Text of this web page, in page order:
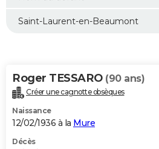
Destinations
City break
Voyage nature
Voyage de noces
Forum
Climat
+PHOTO
GUIDES D'ACHAT
Roger TESSARO (90 ans)
Créer une cagnotte obsèques
Naissance
12/02/1936 à la Mure
Décès